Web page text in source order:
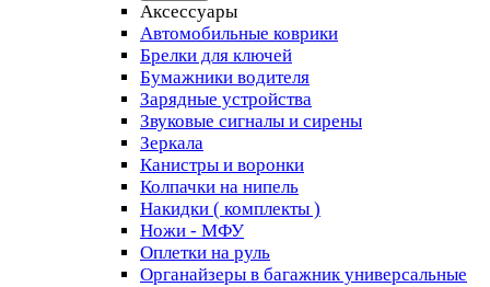
Аксессуары
Автомобильные коврики
Брелки для ключей
Бумажники водителя
Зарядные устройства
Звуковые сигналы и сирены
Зеркала
Канистры и воронки
Колпачки на нипель
Накидки ( комплекты )
Ножи - МФУ
Оплетки на руль
Органайзеры в багажник универсальные